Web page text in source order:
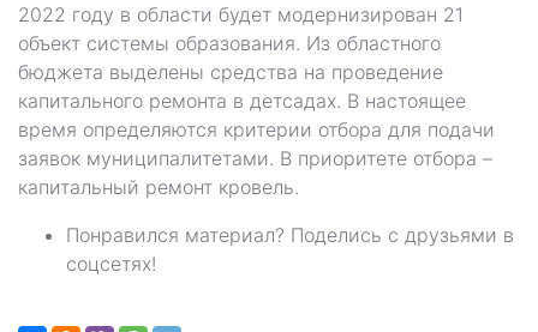
2022 году в области будет модернизирован 21
объект системы образования. Из областного
бюджета выделены средства на проведение
капитального ремонта в детсадах. В настоящее
время определяются критерии отбора для подачи
заявок муниципалитетами. В приоритете отбора –
капитальный ремонт кровель.
Понравился материал? Поделись с друзьями в
соцсетях!